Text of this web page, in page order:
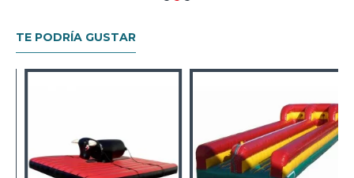
TE PODRÍA GUSTAR